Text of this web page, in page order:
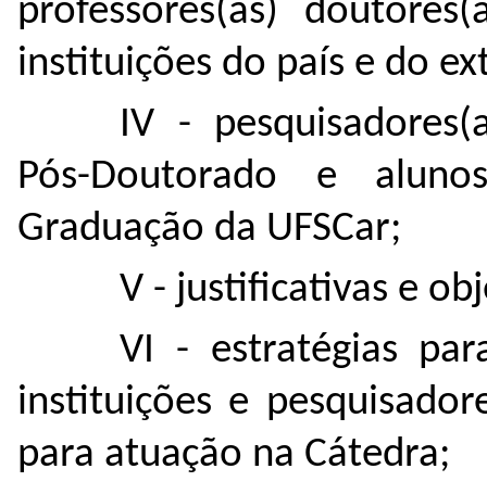
professores(as)
instituições do país e do
IV -
Pós-Doutorado e
Graduação da UFSCar;
V - justificativas e
VI - estratégias
instituições e
para atuação na Cátedra;